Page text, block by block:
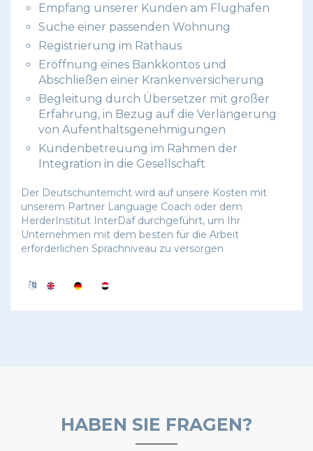
Empfang unserer Kunden am Flughafen
Suche einer passenden Wohnung
Registrierung im Rathaus
Eröffnung eines Bankkontos und
Abschließen einer Krankenversicherung
Begleitung durch Übersetzer mit großer
Erfahrung, in Bezug auf die Verlängerung
von Aufenthaltsgenehmigungen
Kundenbetreuung im Rahmen der
Integration in die Gesellschaft
Der Deutschunterricht wird auf unsere Kosten mit
unserem Partner Language Coach oder dem
HerderInstitut InterDaf durchgeführt, um Ihr
Unternehmen mit dem besten für die Arbeit
erforderlichen Sprachniveau zu versorgen
HABEN SIE FRAGEN?